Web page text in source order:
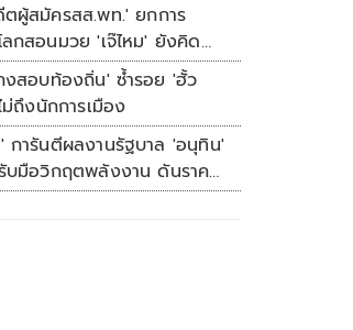
ผู้สมัครสส.พท.' ยกการ
ลกสอนมวย 'เจ๊ไหม' ยังคิด
าชการเดิม
งสอบท้องถิ่น' ซ้ำรอย 'ฮั้ว
ถึงนักการเมือง
ารันตีผลงานรัฐบาล 'อนุทิน'
บมือวิกฤตพลังงาน ดันราคา
ปาล์ม พุ่งต่อเนื่อง พร้อมอัด